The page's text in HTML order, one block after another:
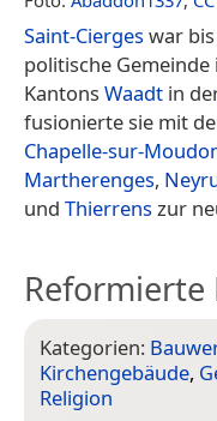
Saint-Ciergeswar
politische
Kantons Waadt in
fusionierte sie mit
Chapelle-sur-
Martherenges,
und Thierrenszur
Reformierte
Kategorien:
Kirchengebäude,
Religion